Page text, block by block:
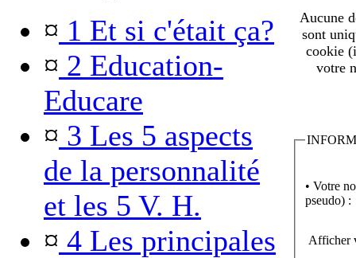
¤ 1 Et si c'était ça?
¤ 2 Education-
Educare
¤ 3 Les 5 aspects
de la personnalité
et les 5 V. H.
¤ 4 Les principales
Aucune
sont
cookie
votre
• Votre
pseudo) :
Afficher